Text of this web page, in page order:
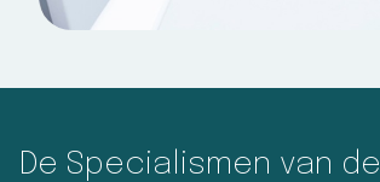
De Specialismen van de